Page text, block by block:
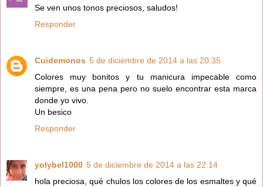
Se ven unos tonos preciosos, saludos!
Responder
Cuidemonos 5 de diciembre de 2014 a las 20:35
Colores muy bonitos y tu manicura impecable como
siempre, es una pena pero no suelo encontrar esta marca
donde yo vivo.
Un besico
Responder
yolybel1000 5 de diciembre de 2014 a las 22:14
hola preciosa, qué chulos los colores de los esmaltes y qué